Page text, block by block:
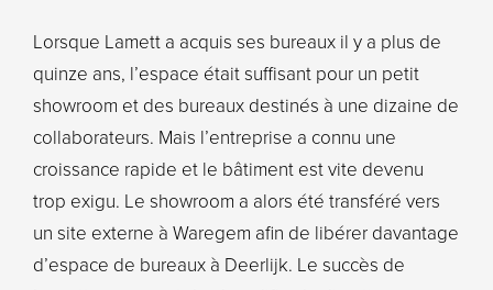
NL |FR
Lorsque Lamett a acquis ses bureaux il y a plus de
quinze ans, l’espace était suffisant pour un petit
showroom et des bureaux destinés à une dizaine de
collaborateurs. Mais l’entreprise a connu une
croissance rapide et le bâtiment est vite devenu
trop exigu. Le showroom a alors été transféré vers
un site externe à Waregem afin de libérer davantage
d’espace de bureaux à Deerlijk. Le succès de